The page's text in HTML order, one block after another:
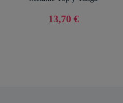
13,70 €